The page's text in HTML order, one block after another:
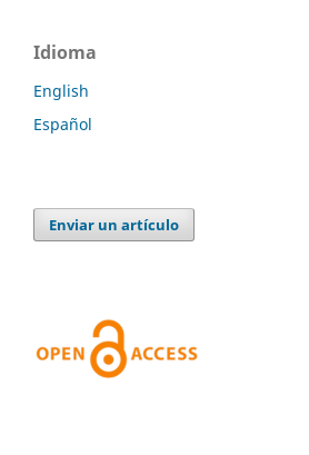
Idioma
English
Español
Enviar un artículo